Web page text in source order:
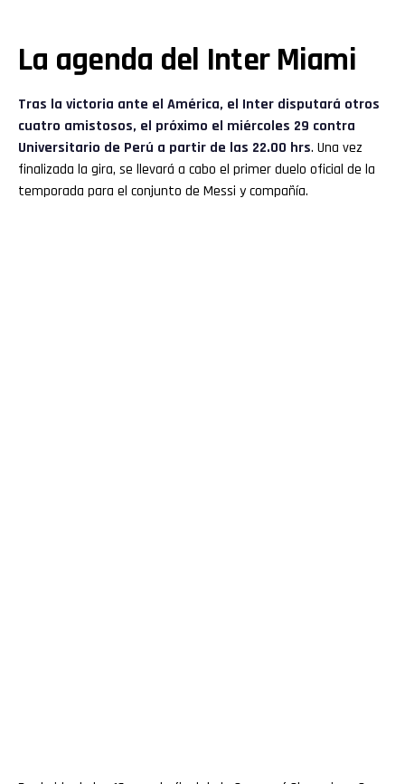
La agenda del Inter Miami
Tras la victoria ante el América, el Inter disputará otros
cuatro amistosos, el próximo el miércoles 29 contra
Universitario de Perú a partir de las 22.00 hrs. Una vez
finalizada la gira, se llevará a cabo el primer duelo oficial de la
temporada para el conjunto de Messi y compañía.